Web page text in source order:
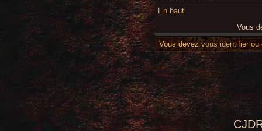
En haut
Vous
Vous devez vous identifier ou